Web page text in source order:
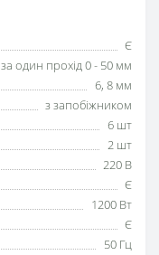
Є
за один прохід 0 - 50 мм
6, 8 мм
з запобіжником
6 шт
2 шт
220 В
Є
1200 Вт
Є
50 Гц